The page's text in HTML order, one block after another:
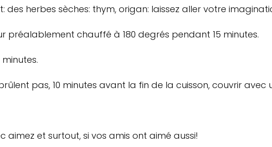
des herbes sèches: thym, origan: laissez aller votre
préalablement chauffé à 180 degrés pendant 15 minutes.
pas, 10 minutes avant la fin de la cuisson, couvrir avec
aimez et surtout, si vos amis ont aimé aussi!